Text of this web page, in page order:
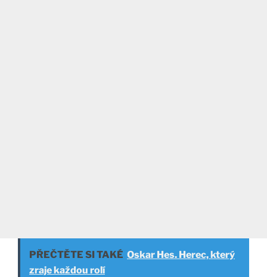
PŘEČTĚTE SI TAKÉ Oskar Hes. Herec, který
zraje každou rolí